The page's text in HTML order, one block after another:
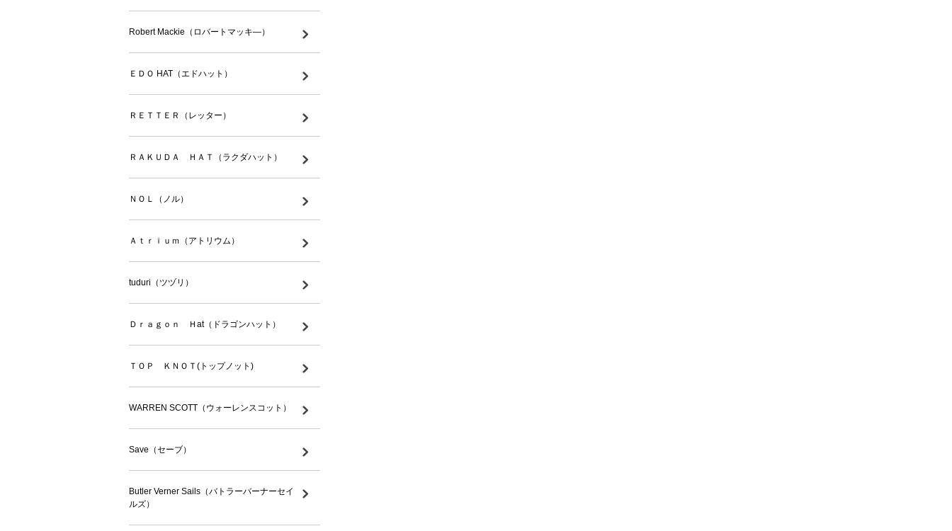
Robert Mackie（ロバートマッキ―）
ＥＤＯ HAT（エドハット）
ＲＥＴＴＥＲ（レッター）
ＲＡＫＵＤＡ ＨＡＴ（ラクダハット）
ＮＯＬ（ノル）
Ａｔｒｉｕｍ（アトリウム）
tuduri（ツヅリ）
Ｄｒａｇｏｎ Ｈat（ドラゴンハット）
ＴＯＰ ＫＮＯＴ(トップノット)
WARREN SCOTT（ウォーレンスコット）
Save（セーブ）
Butler Verner Sails（バトラーバーナーセイ
ルズ）